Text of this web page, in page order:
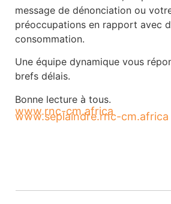
message de dénonciation ou
préoccupations en rapport avec
consommation.
Une équipe dynamique vous
brefs délais.
Bonne lecture à tous.
www.rnc-cm.africa
www.seplaindre.rnc-cm.africa